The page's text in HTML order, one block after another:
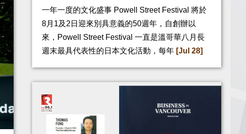
一年一度的文化盛事 Powell Street Festival 將於
8月1及2日迎來別具意義的50週年，自創辦以
來，Powell Street Festival 一直是溫哥華八月長
週末最具代表性的日本文化活動，每年 [Jul 28]